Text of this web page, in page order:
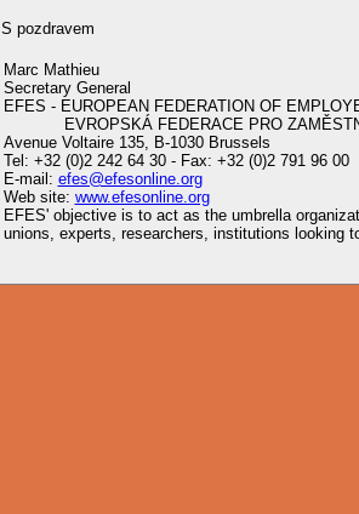
S pozdravem
Marc Mathieu
Secretary General
EFES - EUROPEAN FEDERATION OF
EVROPSKÁ FEDERACE PRO
Avenue Voltaire 135, B-1030 Brussels
Tel: +32 (0)2 242 64 30 - Fax: +32 (0)2 791 96 00
E-mail: efes@efesonline.org
Web site: www.efesonline.org
EFES' objective is to act as the umbrella
unions, experts, researchers, institutions looking